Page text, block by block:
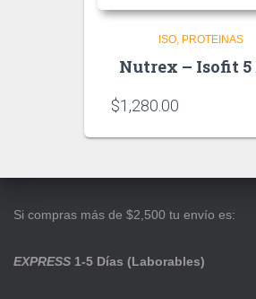
ISO PROTEINAS
Nutrex – Isofit 5
$1,280.00
Si compras más de $2,500 tu envío es:
EXPRESS 1-5 Días (Laborables)